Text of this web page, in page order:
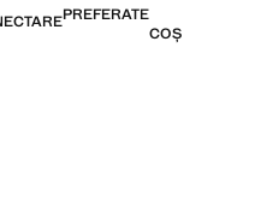
PREFERATE
COȘ